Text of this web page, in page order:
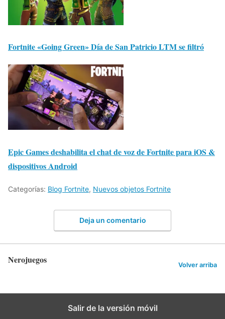
Fortnite «Going Green» Día de San Patricio LTM se filtró
Epic Games deshabilita el chat de voz de Fortnite para iOS &
dispositivos Android
Categorías: Blog Fortnite, Nuevos objetos Fortnite
Deja un comentario
Nerojuegos Volver arriba
Salir de la versión móvil